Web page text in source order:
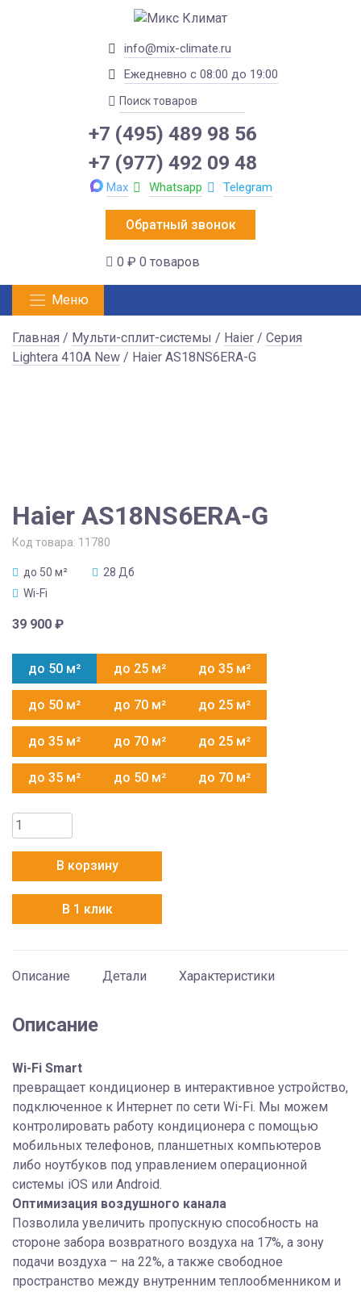
info@mix-climate.ru
Ежедневно с 08:00 до 19:00
+7 (495) 489 98 56
+7 (977) 492 09 48
Max Whatsapp Telegram
Обратный звонок
0 ₽ 0 товаров
Меню
Главная / Мульти-сплит-системы / Haier / Серия
Lightera 410A New / Haier AS18NS6ERA-G
Haier AS18NS6ERA-G
Код товара: 11780
до 50 м²
28 Дб
Wi-Fi
39 900 ₽
до 50 м² до 25 м² до 35 м²
до 50 м² до 70 м² до 25 м²
до 35 м² до 70 м² до 25 м²
до 35 м² до 50 м² до 70 м²
Количество
товара
AS18NS6ERA-
G
В корзину
В 1 клик
Описание Детали Характеристики
Описание
Wi-Fi Smart
превращает кондиционер в интерактивное устройство,
подключенное к Интернет по сети Wi-Fi. Мы можем
контролировать работу кондиционера с помощью
мобильных телефонов, планшетных компьютеров
либо ноутбуков под управлением операционной
системы iOS или Android.
Оптимизация воздушного канала
Позволила увеличить пропускную способность на
стороне забора возвратного воздуха на 17%, а зону
подачи воздуха – на 22%, а также свободное
пространство между внутренним теплообменником и